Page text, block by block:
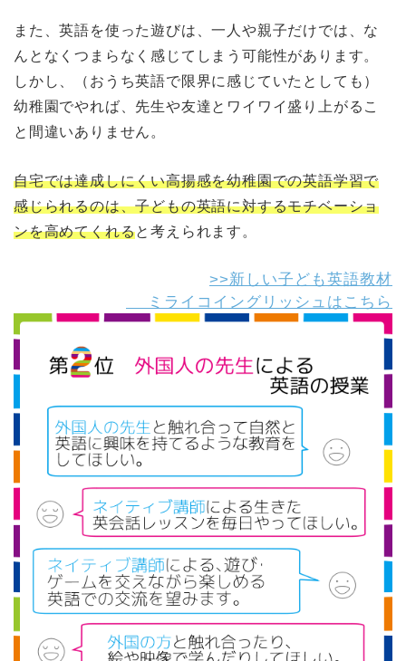
また、英語を使った遊びは、一人や親子だけでは、な
んとなくつまらなく感じてしまう可能性があります。
しかし、（おうち英語で限界に感じていたとしても）
幼稚園でやれば、先生や友達とワイワイ盛り上がるこ
と間違いありません。
自宅では達成しにくい高揚感を幼稚園での英語学習で
感じられるのは、子どもの英語に対するモチベーショ
ンを高めてくれると考えられます。
>>新しい子ども英語教材
ミライコイングリッシュはこちら